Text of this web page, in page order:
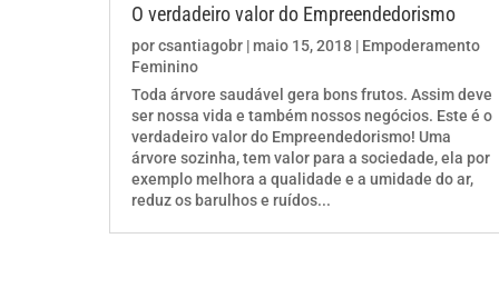
O verdadeiro valor do Empreendedorismo
porcsantiagobr |maio 15, 2018 | Empoderamento
Feminino
Toda árvore saudável gera bons frutos. Assim deve
ser nossa vida e também nossos negócios. Este é o
verdadeiro valor do Empreendedorismo! Uma
árvore sozinha, tem valor para a sociedade, ela por
exemplo melhora a qualidade e a umidade do ar,
reduz os barulhos e ruídos...